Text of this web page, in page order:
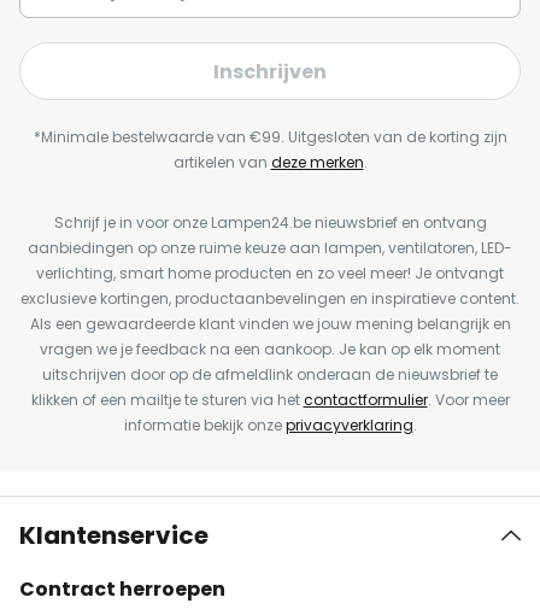
Inschrijven
*Minimale bestelwaarde van €99. Uitgesloten van de korting zijn
artikelen van deze merken.
Schrijf je in voor onze Lampen24.be nieuwsbrief en ontvang
aanbiedingen op onze ruime keuze aan lampen, ventilatoren, LED-
verlichting, smart home producten en zo veel meer! Je ontvangt
exclusieve kortingen, productaanbevelingen en inspiratieve content.
Als een gewaardeerde klant vinden we jouw mening belangrijk en
vragen we je feedback na een aankoop. Je kan op elk moment
uitschrijven door op de afmeldlink onderaan de nieuwsbrief te
klikken of een mailtje te sturen via hetcontactformulier. Voor meer
informatie bekijk onzeprivacyverklaring.
Klantenservice
Contract herroepen